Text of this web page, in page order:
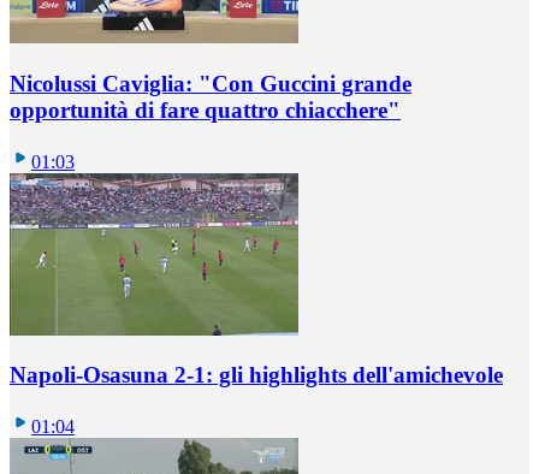
Nicolussi Caviglia: "Con Guccini grande
opportunità di fare quattro chiacchere"
01:03
Napoli-Osasuna 2-1: gli highlights dell'amichevole
01:04